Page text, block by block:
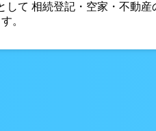
て 相続登記・空家・不動
。